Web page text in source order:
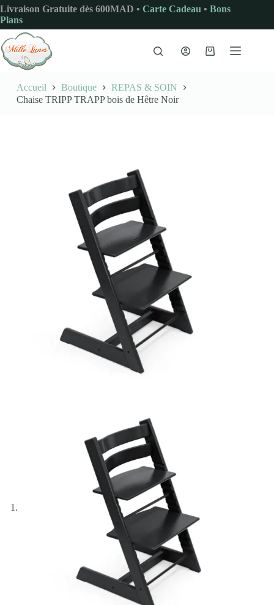
Passer
au
contenu
Livraison Gratuite dès 600MAD • Carte Cadeau • Bons
Plans
Panier
Accueil Boutique
REPAS & SOIN
Chaise TRIPP TRAPP bois de Hêtre Noir